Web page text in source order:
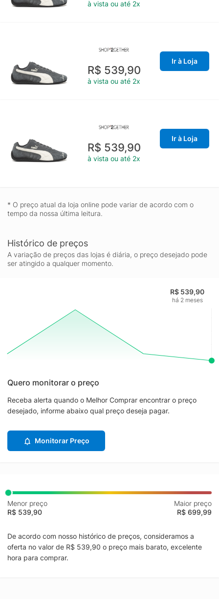
à vista ou até 2x
R$ 539,90
à vista ou até 2x
Ir à Loja
R$ 539,90
à vista ou até 2x
Ir à Loja
* O preço atual da loja online pode variar de acordo com o
tempo da nossa última leitura.
Histórico de preços
A variação de preços das lojas é diária, o preço desejado pode
ser atingido a qualquer momento.
R$ 539,90
há 2 meses
Quero monitorar o preço
Receba alerta quando o Melhor Comprar encontrar o preço
desejado, informe abaixo qual preço deseja pagar.
Monitorar Preço
Menor preço
R$ 539,90
Maior preço
R$ 699,99
De acordo com nosso histórico de preços, consideramos a
oferta no valor de R$ 539,90 o preço mais barato, excelente
hora para comprar.